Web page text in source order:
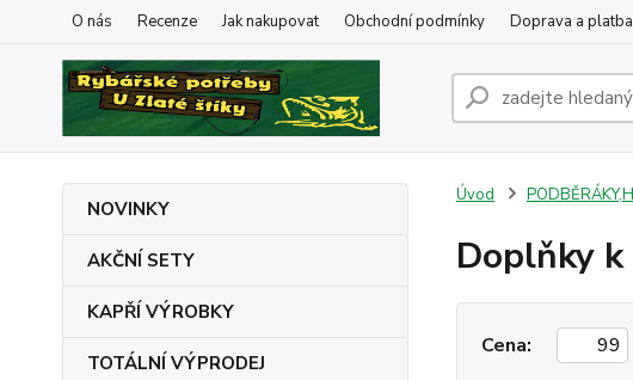
O nás Recenze Jak nakupovat Obchodní podmínky Doprava a platba
NOVINKY
AKČNÍ SETY
KAPŘÍ VÝROBKY
TOTÁLNÍ VÝPRODEJ
Úvod
Doplňky
Cena: